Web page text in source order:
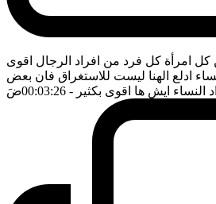
امرأة كل فرد من افراد الرجال اقوى
ادلع الهنا ليست للاستغراق فان بعض
النساء ايش ها اقوى بكثير - 00:03:26 ضَ